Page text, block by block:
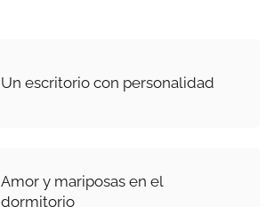
Un escritorio con personalidad
Amor y mariposas en el
dormitorio